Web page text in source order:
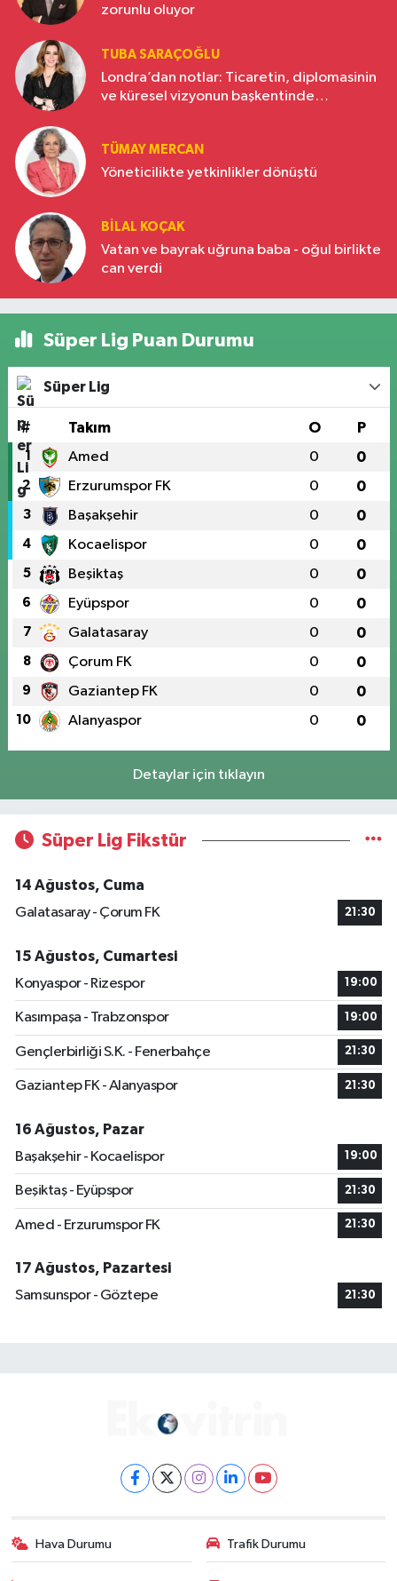
zorunlu oluyor
TUBA SARAÇOĞLU
Londra’dan notlar: Ticaretin, diplomasinin
ve küresel vizyonun başkentinde
TÜMAY MERCAN
Yöneticilikte yetkinlikler dönüştü
BILAL KOÇAK
Vatan ve bayrak uğruna baba - oğul birlikte
can verdi
Süper Lig Puan Durumu
Süper Lig
# Takım O P
1 Amed 0 0
2 Erzurumspor FK 0 0
3 Başakşehir 0 0
4 Kocaelispor 0 0
5 Beşiktaş 0 0
6 Eyüpspor 0 0
7 Galatasaray 0 0
8 Çorum FK 0 0
9 Gaziantep FK 0 0
10 Alanyaspor 0 0
Detaylar için tıklayın
Süper Lig Fikstür
14 Ağustos, Cuma
Galatasaray - Çorum FK
21:30
15 Ağustos, Cumartesi
Konyaspor - Rizespor
19:00
Kasımpaşa - Trabzonspor 19:00
Gençlerbirliği S.K. - Fenerbahçe 21:30
Gaziantep FK - Alanyaspor 21:30
16 Ağustos, Pazar
Başakşehir - Kocaelispor
19:00
Beşiktaş - Eyüpspor 21:30
Amed - Erzurumspor FK 21:30
17 Ağustos, Pazartesi
Samsunspor - Göztepe
21:30
Hava Durumu Trafik Durumu